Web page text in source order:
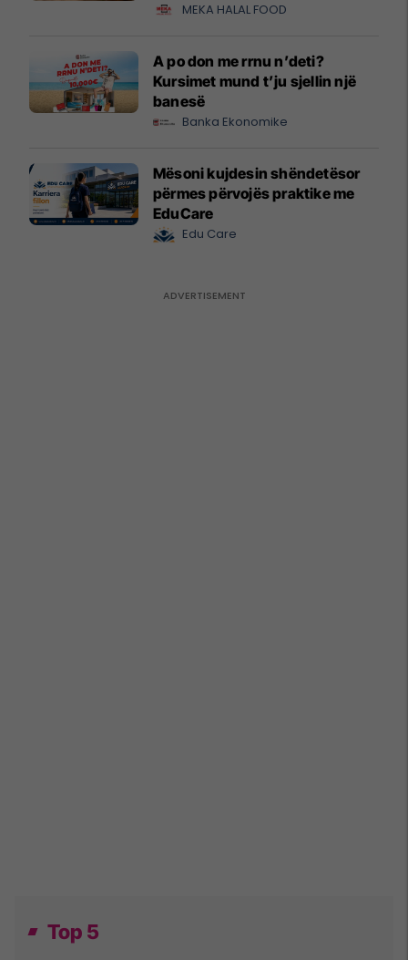
MEKA HALAL FOOD
A po don me rrnu n’deti?
Kursimet mund t’ju sjellin një
banesë
Banka Ekonomike
Mësoni kujdesin shëndetësor
përmes përvojës praktike me
EduCare
Edu Care
Top 5